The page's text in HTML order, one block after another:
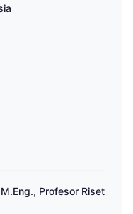
Profesor Riset